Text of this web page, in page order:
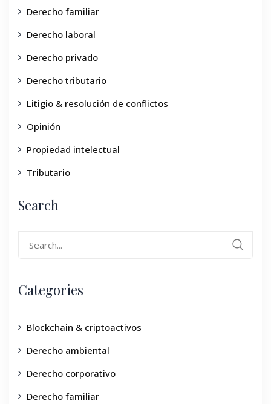
Derecho familiar
Derecho laboral
Derecho privado
Derecho tributario
Litigio & resolución de conflictos
Opinión
Propiedad intelectual
Tributario
Search
Categories
Blockchain & criptoactivos
Derecho ambiental
Derecho corporativo
Derecho familiar